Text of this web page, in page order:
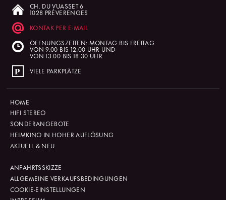
CH. DU VUASSET 6
1028 PRÉVERENGES
KONTAK PER E-MAIL
ÖFFNUNGSZEITEN: MONTAG BIS FREITAG
VON 9.00 BIS 12.00 UHR UND
VON 13.00 BIS 18.30 UHR
VIELE PARKPLÄTZE
HOME
HIFI STEREO
SONDERANGEBOTE
HEIMKINO IN HOHER AUFLÖSUNG
AKTUELL & NEU
ANFAHRTSSKIZZE
ALLGEMEINE VERKAUFSBEDINGUNGEN
COOKIE-EINSTELLUNGEN